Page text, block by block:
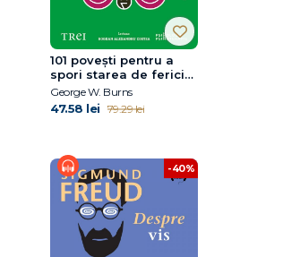
101 povești pentru a
spori starea de fericire
și de bine
George W. Burns
47.58 lei 79.29 lei
-40%